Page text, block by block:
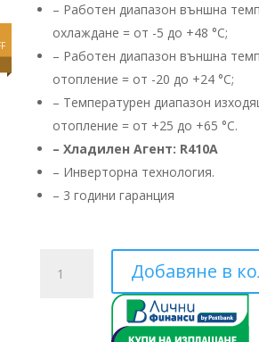
– Работен диапазон външна
охлаждане = от -5 до +48 °C;
– Работен диапазон външна
отопление = от -20 до +24 °C;
– Температурен диапазон
отопление = от +25 до +65 °C.
– Хладилен Агент: R410А
– ​Инверторна технология.
– 3 години гаранция
Добавяне в